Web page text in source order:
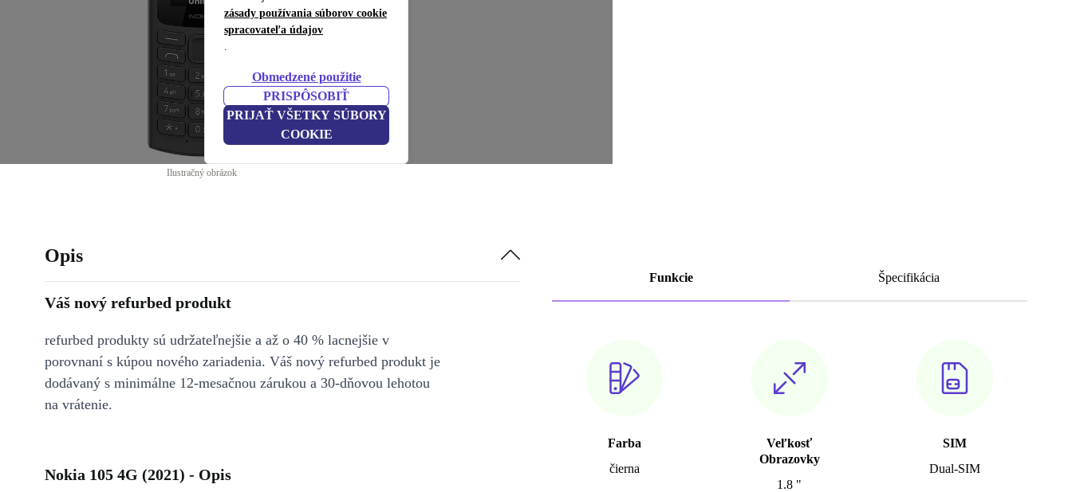
zásady používania súborov cookie
spracovateľa údajov
.
Obmedzené použitie
PRISPÔSOBIŤ
PRIJAŤ VŠETKY SÚBORY
COOKIE
Ilustračný obrázok
Funkcie Špecifikácia
Farba
čierna
Veľkosť
Obrazovky
1.8 "
SIM
Dual-SIM
Opis
Váš nový refurbed produkt
refurbed produkty sú udržateľnejšie a až o 40 % lacnejšie v
porovnaní s kúpou nového zariadenia. Váš nový refurbed produkt je
dodávaný s minimálne 12-mesačnou zárukou a 30-dňovou lehotou
na vrátenie.
Nokia 105 4G (2021) - Opis